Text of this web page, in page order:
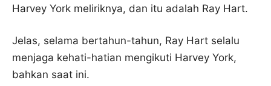
Harvey York meliriknya, dan itu adalah Ray Hart.
Jelas, selama bertahun-tahun, Ray Hart selalu
menjaga kehati-hatian mengikuti Harvey York,
bahkan saat ini.